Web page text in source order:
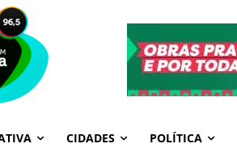
CIDADES POLÍTICA